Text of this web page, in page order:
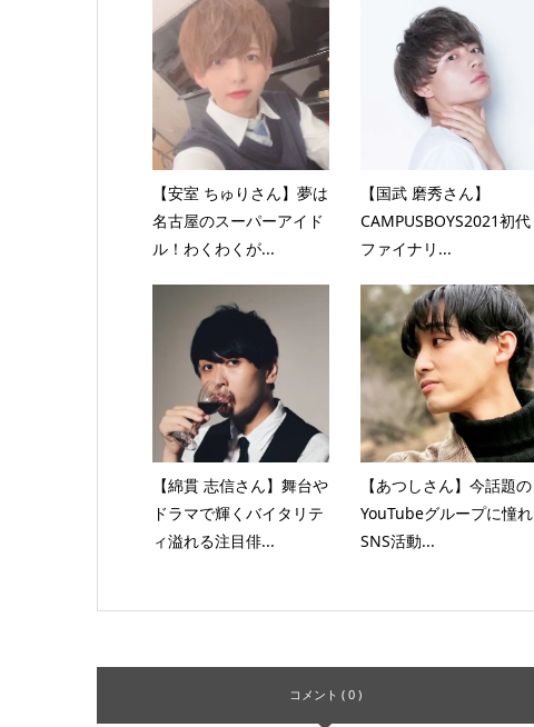
【安室 ちゅりさん】夢は
名古屋のスーパーアイド
ル！わくわくが...
【国武 磨秀さん】
CAMPUSBOYS2021初代
ファイナリ...
【綿貫 志信さん】舞台や
ドラマで輝くバイタリテ
ィ溢れる注目俳...
【あつしさん】今話題の
YouTubeグループに憧れ
SNS活動...
コメント ( 0 )